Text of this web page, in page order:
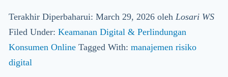
Terakhir Diperbaharui: March 29, 2026oleh Losari WS
Filed Under: Keamanan Digital & Perlindungan
Konsumen Online Tagged With: manajemen risiko
digital